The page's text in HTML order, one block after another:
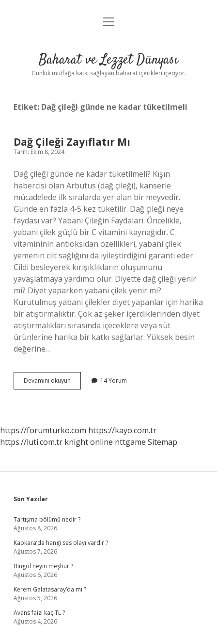
Anasayfa
Yasal Uyarı
menüyü
Baharat ve Lezzet Dünyası
Günlük mutfağa katkı sağlayan baharat içerikleri içeriyor.
Etiket: Dağ çileği günde ne kadar tüketilmeli
Dağ Çileği Zayıflatır Mı
Tarih: Ekim 8, 2024
Dağ çileği günde ne kadar tüketilmeli? Kışın
habercisi olan Arbutus (dağ çileği), kanserle
mücadelede ilk sıralarda yer alan bir meyvedir.
Günde en fazla 4-5 kez tüketilir. Dağ çileği neye
faydası var? Yabani Çileğin Faydaları: Öncelikle,
yabani çilek güçlü bir C vitamini kaynağıdır. C
vitamininin antioksidan özellikleri, yabani çilek
yemenin cilt sağlığını da iyileştirdiğini garanti eder.
Cildi besleyerek kırışıklıkların oluşumunu
yavaşlatmaya yardımcı olur. Diyette dağ çileği yenir
mi? Diyet yaparken yabani çilek yenir mi?
Kurutulmuş yabani çilekler diyet yapanlar için harika
bir atıştırmalıktır. Çok az şeker içerdiklerinden diyet
atıştırmalıkları sırasında içeceklere veya süt
ürünlerine harika bir katkı sağlarlar. Yüksek besin
değerine…
Devamını okuyun
Çileği
14 Yorum
https://forumturko.com https://kayo.com.tr
https://luti.com.tr knight online nttgame Sitemap
Sidebar
Son Yazılar
Tartışma bölümü nedir ?
Ağustos 8, 2026
Kapkara’da hangi ses olayı vardır ?
Ağustos 7, 2026
Bingöl neyin meşhur ?
Ağustos 6, 2026
Kerem Galatasaray’da mı ?
Ağustos 5, 2026
Avans faizi kaç TL ?
Ağustos 4, 2026